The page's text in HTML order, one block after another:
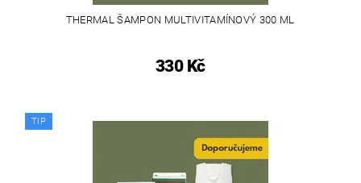
THERMAL ŠAMPON MULTIVITAMÍNOVÝ 300 ML
330 Kč
TIP